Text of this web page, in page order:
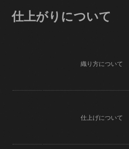
仕上がりについて
織り方について
仕上げについて